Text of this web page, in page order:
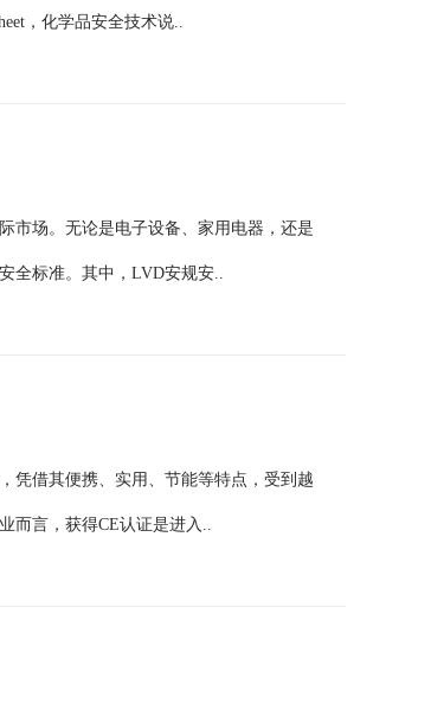
，化学品安全技术说..
市场。无论是电子设备、家用电器，还是
全标准。其中，LVD安规安..
凭借其便携、实用、节能等特点，受到越
而言，获得CE认证是进入..